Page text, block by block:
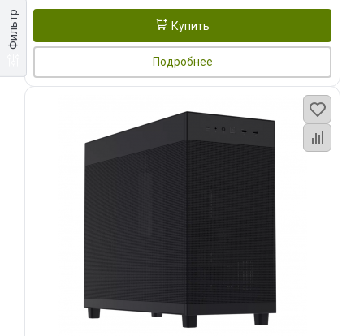
Фильтр Купить
Подробнее